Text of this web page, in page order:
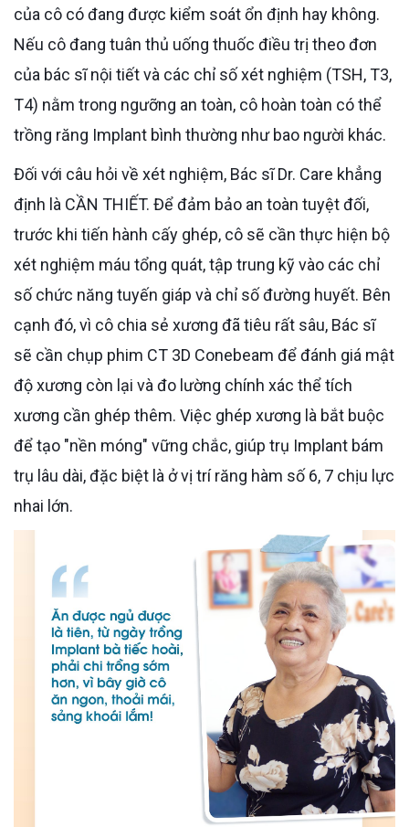
của cô có đang được kiểm soát ổn định hay không.
Nếu cô đang tuân thủ uống thuốc điều trị theo đơn
của bác sĩ nội tiết và các chỉ số xét nghiệm (TSH, T3,
T4) nằm trong ngưỡng an toàn, cô hoàn toàn có thể
trồng răng Implant bình thường như bao người khác.
Đối với câu hỏi về xét nghiệm, Bác sĩ Dr. Care khẳng
định là CẦN THIẾT. Để đảm bảo an toàn tuyệt đối,
trước khi tiến hành cấy ghép, cô sẽ cần thực hiện bộ
xét nghiệm máu tổng quát, tập trung kỹ vào các chỉ
số chức năng tuyến giáp và chỉ số đường huyết. Bên
cạnh đó, vì cô chia sẻ xương đã tiêu rất sâu, Bác sĩ
sẽ cần chụp phim CT 3D Conebeam để đánh giá mật
độ xương còn lại và đo lường chính xác thể tích
xương cần ghép thêm. Việc ghép xương là bắt buộc
để tạo "nền móng" vững chắc, giúp trụ Implant bám
trụ lâu dài, đặc biệt là ở vị trí răng hàm số 6, 7 chịu lực
nhai lớn.